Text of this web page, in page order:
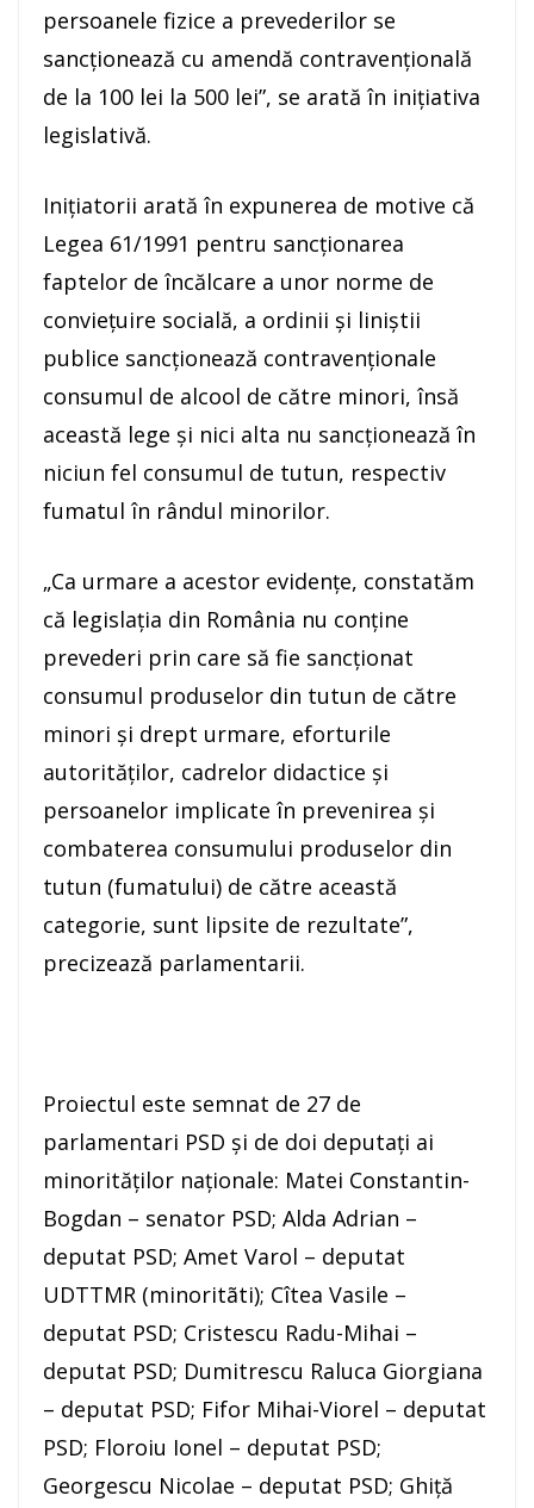
persoanele fizice a prevederilor se
sancţionează cu amendă contravenţională
de la 100 lei la 500 lei”, se arată în iniţiativa
legislativă.
Iniţiatorii arată în expunerea de motive că
Legea 61/1991 pentru sancţionarea
faptelor de încălcare a unor norme de
convieţuire socială, a ordinii şi liniştii
publice sancţionează contravenţionale
consumul de alcool de către minori, însă
această lege şi nici alta nu sancţionează în
niciun fel consumul de tutun, respectiv
fumatul în rândul minorilor.
„Ca urmare a acestor evidenţe, constatăm
că legislaţia din România nu conţine
prevederi prin care să fie sancţionat
consumul produselor din tutun de către
minori şi drept urmare, eforturile
autorităţilor, cadrelor didactice şi
persoanelor implicate în prevenirea şi
combaterea consumului produselor din
tutun (fumatului) de către această
categorie, sunt lipsite de rezultate”,
precizează parlamentarii.
Proiectul este semnat de 27 de
parlamentari PSD şi de doi deputaţi ai
minorităţilor naţionale: Matei Constantin-
Bogdan – senator PSD; Alda Adrian –
deputat PSD; Amet Varol – deputat
UDTTMR (minoritãti); Cîtea Vasile –
deputat PSD; Cristescu Radu-Mihai –
deputat PSD; Dumitrescu Raluca Giorgiana
– deputat PSD; Fifor Mihai-Viorel – deputat
PSD; Floroiu Ionel – deputat PSD;
Georgescu Nicolae – deputat PSD; Ghiţă